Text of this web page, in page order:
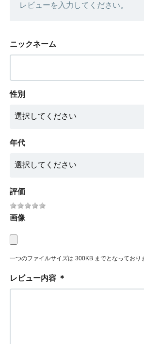
レビューを入力してください。
ニックネーム
性別
年代
評価
画像
一つのファイルサイズは 300KB までとなっており
レビュー内容 ＊